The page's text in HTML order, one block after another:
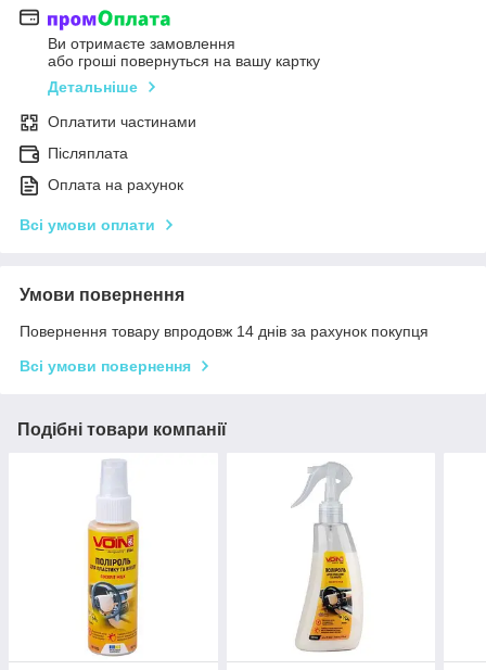
Ви отримаєте замовлення
або гроші повернуться на вашу картку
Детальніше
Оплатити частинами
Післяплата
Оплата на рахунок
Всі умови оплати
Умови повернення
Повернення товару впродовж 14 днів за рахунок покупця
Всі умови повернення
Подібні товари компанії